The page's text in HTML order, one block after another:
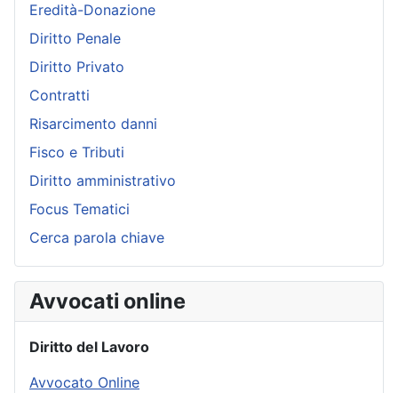
Eredità-Donazione
Diritto Penale
Diritto Privato
Contratti
Risarcimento danni
Fisco e Tributi
Diritto amministrativo
Focus Tematici
Cerca parola chiave
Avvocati online
Diritto del Lavoro
Avvocato Online